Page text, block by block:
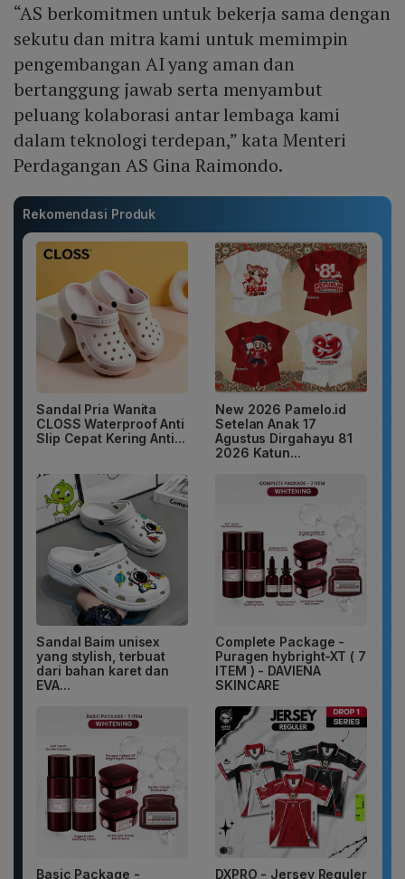
“AS berkomitmen untuk bekerja sama dengan
sekutu dan mitra kami untuk memimpin
pengembangan AI yang aman dan
bertanggung jawab serta menyambut
peluang kolaborasi antar lembaga kami
dalam teknologi terdepan,” kata Menteri
Perdagangan AS Gina Raimondo.
Rekomendasi Produk
Sandal Pria Wanita
CLOSS Waterproof Anti
Slip Cepat Kering Anti...
New 2026 Pamelo.id
Setelan Anak 17
Agustus Dirgahayu 81
2026 Katun...
Sandal Baim unisex
yang stylish, terbuat
dari bahan karet dan
EVA...
Complete Package -
Puragen hybright-XT ( 7
ITEM ) - DAVIENA
SKINCARE
Basic Package -
DXPRO - Jersey Reguler